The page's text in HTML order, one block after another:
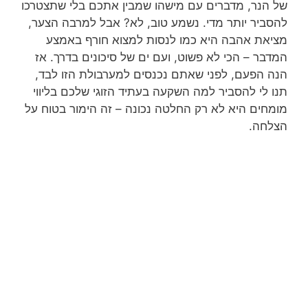
של הנר, מדברים עם מישהו שמבין אתכם בלי שתצטרכו
להסביר יותר מדי. נשמע טוב, לא? אבל למרבה הצער,
מציאת אהבה היא כמו לנסות למצוא חורף באמצע
המדבר – הכי לא פשוט, ועם ים של סיכונים בדרך. אז
הנה הפעם, לפני שאתם נכנסים למערבולת הזו לבד,
תנו לי להסביר למה השקעה בעתיד הזוגי שלכם בליווי
מומחים היא לא רק החלטה נכונה – זה הימור בטוח על
הצלחה.